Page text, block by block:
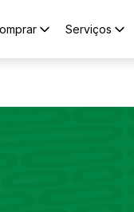
Serviços